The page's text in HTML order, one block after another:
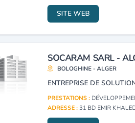
SITE WEB
SOCARAM SARL -
BOLOGHINE - ALGER
ENTREPRISE DE
PRESTATIONS :
ADRESSE :31 BD EMIR